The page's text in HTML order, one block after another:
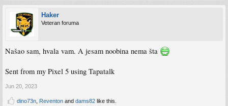
Haker
Veteran foruma
Našao sam, hvala vam. A jesam noobina nema šta
Sent from my Pixel 5 using Tapatalk
Jun 20, 2023
dino73n Reventon and dams82 like this.